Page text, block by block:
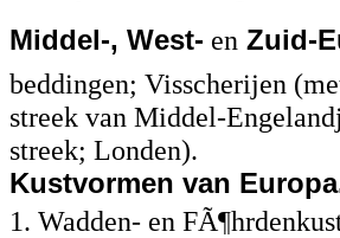
Middel-, West- en Zuid-
beddingen; Visscherijen
streek van Middel-
streek; Londen).
Kustvormen van
1. Wadden- en